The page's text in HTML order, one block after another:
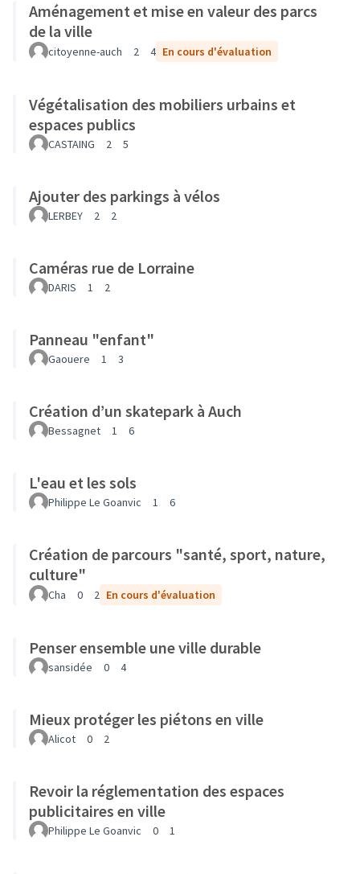
Aménagement et mise en valeur des parcs
de la ville
citoyenne-auch 2 4 En cours d'évaluation
Végétalisation des mobiliers urbains et
espaces publics
CASTAING 2 5
Ajouter des parkings à vélos
LERBEY 2 2
Caméras rue de Lorraine
DARIS 1 2
Panneau "enfant"
Gaouere 1 3
Création d’un skatepark à Auch
Bessagnet 1 6
L'eau et les sols
Philippe Le Goanvic 1 6
Création de parcours "santé, sport, nature,
culture"
Cha 0 2 En cours d'évaluation
Penser ensemble une ville durable
sansidée 0 4
Mieux protéger les piétons en ville
Alicot 0 2
Revoir la réglementation des espaces
publicitaires en ville
Philippe Le Goanvic 0 1